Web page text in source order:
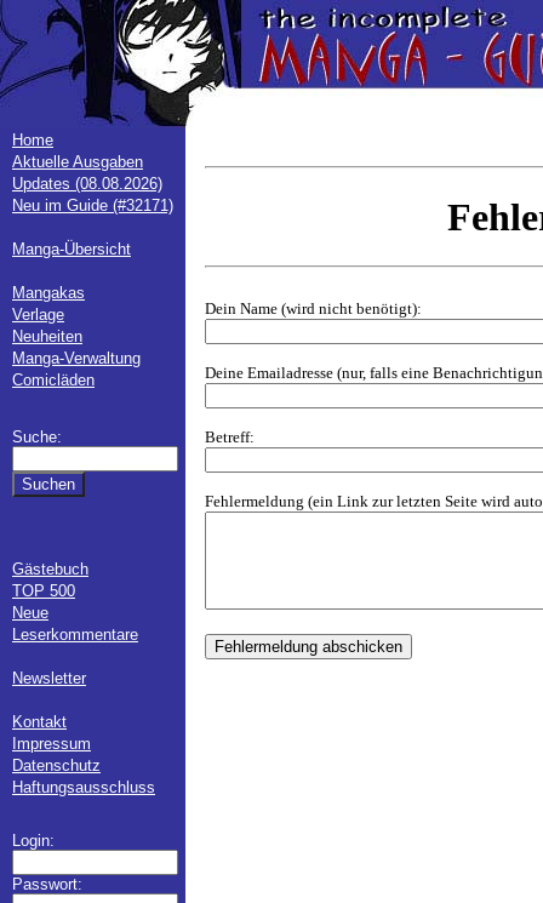
Home
Aktuelle Ausgaben
Updates (08.08.2026)
Neu im Guide (#32171)
Manga-Übersicht
Mangakas
Verlage
Neuheiten
Manga-Verwaltung
Comicläden
Suche:
Gästebuch
TOP 500
Neue
Leserkommentare
Newsletter
Kontakt
Impressum
Datenschutz
Haftungsausschluss
Login:
Passwort:
Dein Name (wird nicht benötigt):
Deine Emailadresse (nur, falls eine
Betreff:
Fehlermeldung (ein Link zur letzten Seite wird
Fehlermeldung abschicken